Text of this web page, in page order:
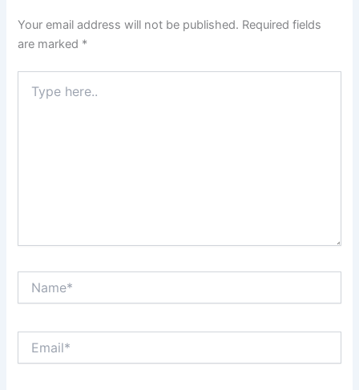
Your email address will not be published. Required fields
are marked *
here..